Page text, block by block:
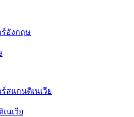
นเวีย